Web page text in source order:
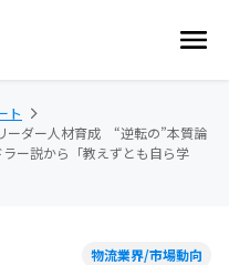
ト
ーダー人材育成 “逆転の”本質論
ー説から「教えずとも自ら学
物流業界/市場動向